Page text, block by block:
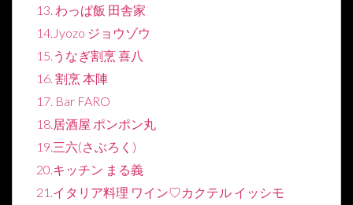
13. わっぱ飯 田舎家
14.Jyozo ジョウゾウ
15.うなぎ割烹 喜八
16. 割烹 本陣
17. Bar FARO
18.居酒屋 ポンポン丸
19.三六(さぶろく)
20.キッチン まる義
21.イタリア料理 ワイン♡カクテル イッシモ